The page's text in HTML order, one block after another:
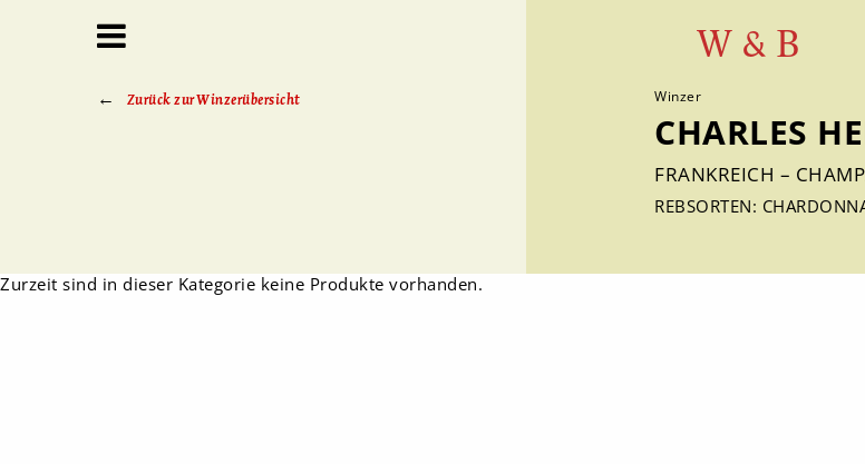
W & B
Zurück zur Winzerübersicht Winzer
CHARLES
FRANKREICH –
REBSORTEN:
Zurzeit sind in dieser Kategorie keine Produkte vorhanden.